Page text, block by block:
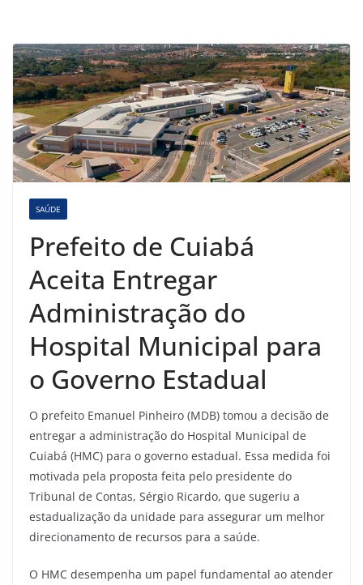
SAÚDE
Prefeito de Cuiabá
Aceita Entregar
Administração do
Hospital Municipal para
o Governo Estadual
O prefeito Emanuel Pinheiro (MDB) tomou a decisão de
entregar a administração do Hospital Municipal de
Cuiabá (HMC) para o governo estadual. Essa medida foi
motivada pela proposta feita pelo presidente do
Tribunal de Contas, Sérgio Ricardo, que sugeriu a
estadualização da unidade para assegurar um melhor
direcionamento de recursos para a saúde.
O HMC desempenha um papel fundamental ao atender